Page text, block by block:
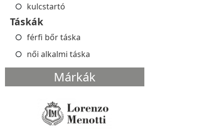
kulcstartó
Táskák
férfi bőr táska
női alkalmi táska
Márkák